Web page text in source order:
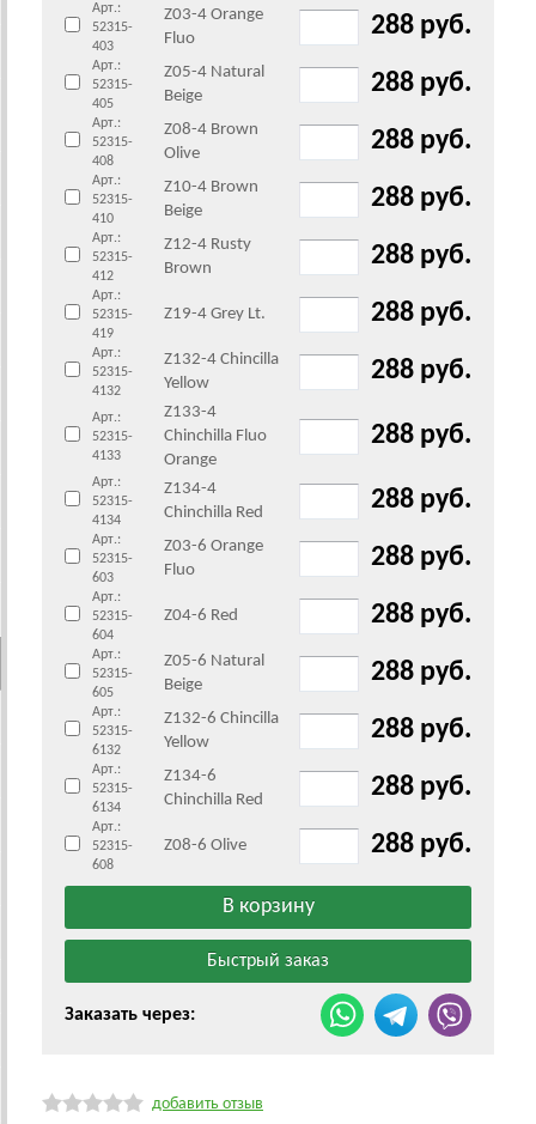
Арт.:
52315-
403
Z03-4 Orange
Fluo
288 руб.
Арт.:
52315-
405
Z05-4 Natural
Beige
288 руб.
Арт.:
52315-
408
Z08-4 Brown
Olive
288 руб.
Арт.:
52315-
410
Z10-4 Brown
Beige
288 руб.
Арт.:
52315-
412
Z12-4 Rusty
Brown
288 руб.
Арт.:
52315-
419
Z19-4 Grey Lt. 288 руб.
Арт.:
52315-
4132
Z132-4 Chincilla
Yellow
288 руб.
Арт.:
52315-
4133
Z133-4
Chinchilla Fluo
Orange
288 руб.
Арт.:
52315-
4134
Z134-4
Chinchilla Red
288 руб.
Арт.:
52315-
603
Z03-6 Orange
Fluo
288 руб.
Арт.:
52315-
604
Z04-6 Red 288 руб.
Арт.:
52315-
605
Z05-6 Natural
Beige
288 руб.
Арт.:
52315-
6132
Z132-6 Chincilla
Yellow
288 руб.
Арт.:
52315-
6134
Z134-6
Chinchilla Red
288 руб.
Арт.:
52315-
608
Z08-6 Olive 288 руб.
Заказать через:
добавить отзыв